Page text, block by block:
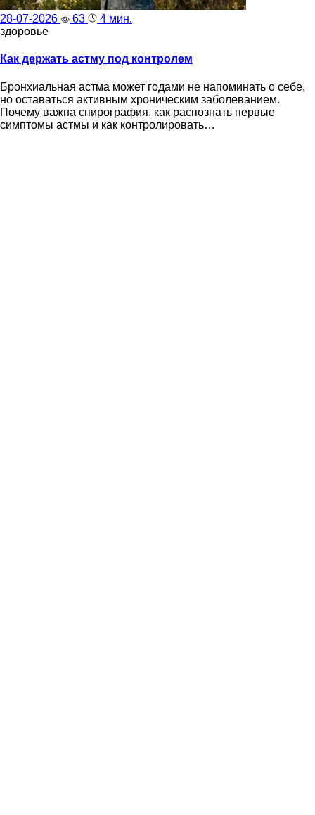
28-07-2026 63
4 мин.
здоровье
Как держать астму под контролем
Бронхиальная астма может годами не напоминать о себе,
но оставаться активным хроническим заболеванием.
Почему важна спирография, как распознать первые
симптомы астмы и как контролировать…